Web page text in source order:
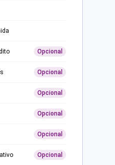
Opcional
Opcional
Opcional
Opcional
Opcional
Opcional